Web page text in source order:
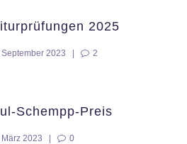
2025
September 2023 2
Schempp-Preis
März 2023 0